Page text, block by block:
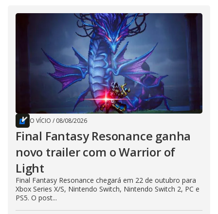
O VÍCIO / 08/08/2026
Final Fantasy Resonance ganha
novo trailer com o Warrior of
Light
Final Fantasy Resonance chegará em 22 de outubro para
Xbox Series X/S, Nintendo Switch, Nintendo Switch 2, PC e
PS5. O post...